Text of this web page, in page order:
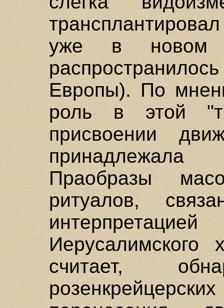
уже в новом
Европы). По
роль в этой
присвоении
Праобразы
ритуалов,
считает,